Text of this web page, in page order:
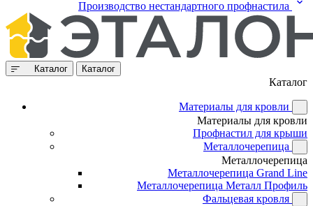
Производство нестандартного профнастила
Каталог Каталог
Каталог
Материалы для кровли
Материалы для кровли
Профнастил для крыши
Металлочерепица
Металлочерепица
Металлочерепица Grand Line
Металлочерепица Металл Профиль
Фальцевая кровля